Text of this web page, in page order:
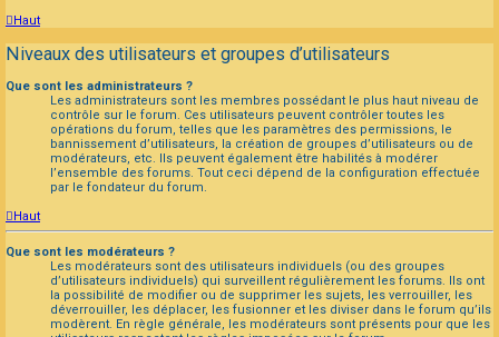
Haut
Niveaux des utilisateurs et groupes d’utilisateurs
Que sont les administrateurs ?
Les administrateurs sont les membres possédant le plus haut niveau de
contrôle sur le forum. Ces utilisateurs peuvent contrôler toutes les
opérations du forum, telles que les paramètres des permissions, le
bannissement d’utilisateurs, la création de groupes d’utilisateurs ou de
modérateurs, etc. Ils peuvent également être habilités à modérer
l’ensemble des forums. Tout ceci dépend de la configuration effectuée
par le fondateur du forum.
Haut
Que sont les modérateurs ?
Les modérateurs sont des utilisateurs individuels (ou des groupes
d’utilisateurs individuels) qui surveillent régulièrement les forums. Ils ont
la possibilité de modifier ou de supprimer les sujets, les verrouiller, les
déverrouiller, les déplacer, les fusionner et les diviser dans le forum qu’ils
modèrent. En règle générale, les modérateurs sont présents pour que les